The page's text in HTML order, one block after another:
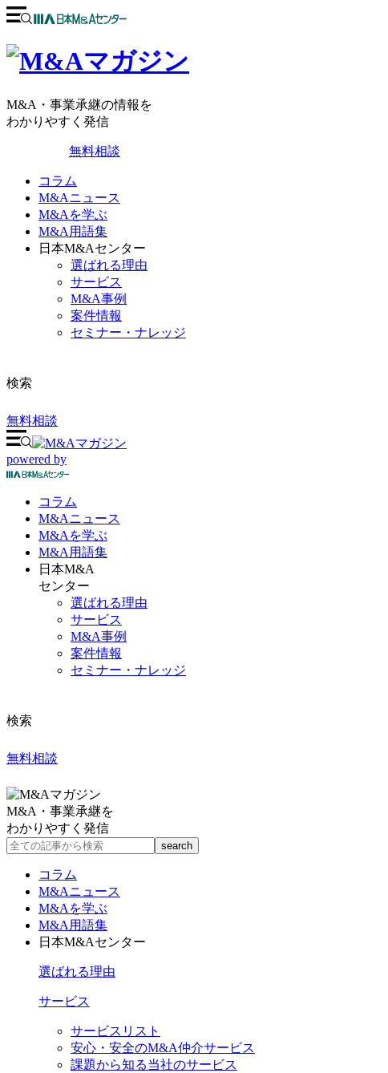
M&A・事業承継の情報を
わかりやすく発信
無料相談
コラム
M&Aニュース
M&Aを学ぶ
M&A用語集
日本M&Aセンター
選ばれる理由
サービス
M&A事例
案件情報
セミナー・ナレッジ
検索
無料相談
powered by
コラム
M&Aニュース
M&Aを学ぶ
M&A 用語集
日本M&A
センター
選ばれる理由
サービス
M&A事例
案件情報
セミナー・ナレッジ
検索
無料相談
M&A・事業承継を
わかりやすく発信
コラム
M&Aニュース
M&Aを学ぶ
M&A用語集
日本M&Aセンター
選ばれる理由
サービス
サービスリスト
安心・安全のM&A仲介サービス
課題から知る当社のサービス